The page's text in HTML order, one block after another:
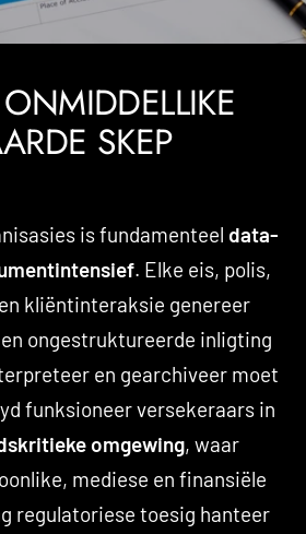
SKEP
is fundamenteel data-
. Elke eis, polis,
kliëntinteraksie genereer
ongestruktureerde inligting
en gearchiveer moet
funksioneer versekeraars in
omgewing, waar
mediese en finansiële
regulatoriese toesig hanteer